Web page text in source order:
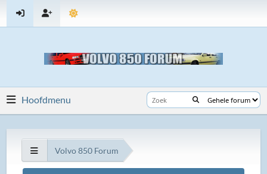
Hoofdmenu
Volvo 850 Forum